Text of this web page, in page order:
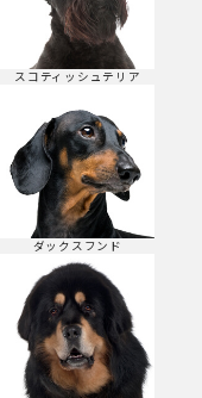
スコティッシュテリア
ダックスフンド